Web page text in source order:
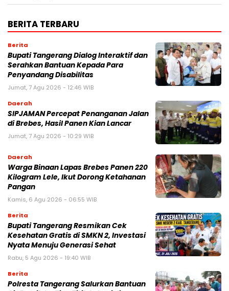
BERITA TERBARU
Berita
Bupati Tangerang Dialog Interaktif dan
Serahkan Bantuan Kepada Para
Penyandang Disabilitas
Jumat, 7 Agu 2026 - 12:46 WIB
Daerah
SIPJAMAN Percepat Penanganan Jalan
di Brebes, Hasil Panen Kian Lancar
Jumat, 7 Agu 2026 - 10:29 WIB
Daerah
Warga Binaan Lapas Brebes Panen 220
Kilogram Lele, Ikut Dorong Ketahanan
Pangan
Kamis, 6 Agu 2026 - 06:55 WIB
Berita
‎Bupati Tangerang Resmikan Cek
Kesehatan Gratis di SMKN 2, Investasi
Nyata Menuju Generasi Sehat
Rabu, 5 Agu 2026 - 19:40 WIB
Berita
Polresta Tangerang Salurkan Bantuan